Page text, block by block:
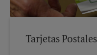
Tarjetas Postales